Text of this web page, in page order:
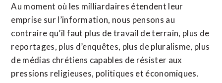
Au moment où les milliardaires étendent leur
emprise sur l’information, nous pensons au
contraire qu’il faut plus de travail de terrain, plus de
reportages, plus d’enquêtes, plus de pluralisme, plus
de médias chrétiens capables de résister aux
pressions religieuses, politiques et économiques.